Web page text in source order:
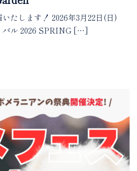
たします！ 2026年3月22日(日)
バル 2026 SPRING […]